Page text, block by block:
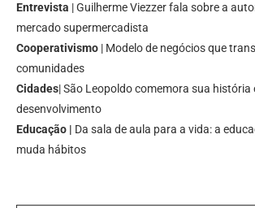
Entrevista | Guilherme Viezzer fala sobre a
mercado supermercadista
Cooperativismo | Modelo de negócios que
comunidades
Cidades| São Leopoldo comemora sua história
desenvolvimento
Educação | Da sala de aula para a vida: a
muda hábitos